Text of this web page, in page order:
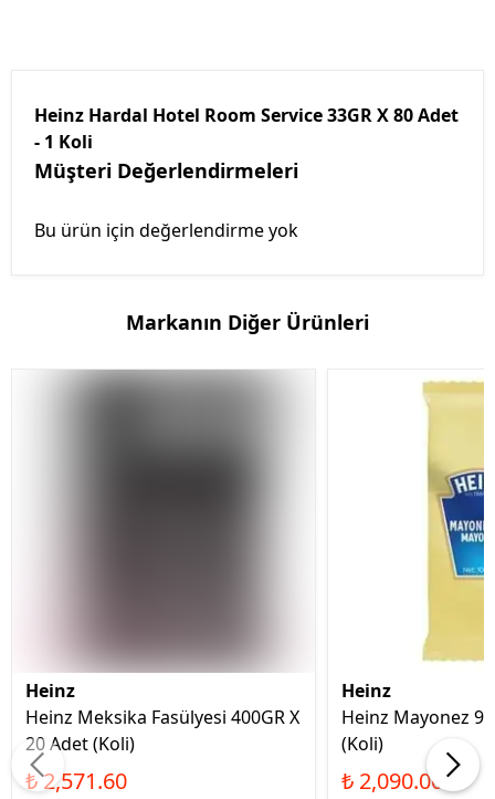
Heinz Hardal Hotel Room Service 33GR X 80 Adet
- 1 Koli
Müşteri Değerlendirmeleri
Bu ürün için değerlendirme yok
Markanın Diğer Ürünleri
Heinz
Heinz Meksika Fasülyesi 400GR X
20 Adet (Koli)
₺ 2,571.60
Heinz
Heinz Mayonez
(Koli)
₺ 2,090.00